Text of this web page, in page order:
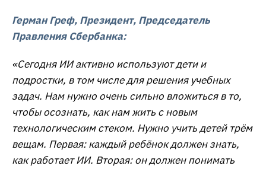
Герман Греф, Президент, Председатель
Правления Сбербанка:
«Сегодня ИИ активно используют дети и
подростки, в том числе для решения учебных
задач. Нам нужно очень сильно вложиться в то,
чтобы осознать, как нам жить с новым
технологическим стеком. Нужно учить детей трём
вещам. Первая: каждый ребёнок должен знать,
как работает ИИ. Вторая: он должен понимать